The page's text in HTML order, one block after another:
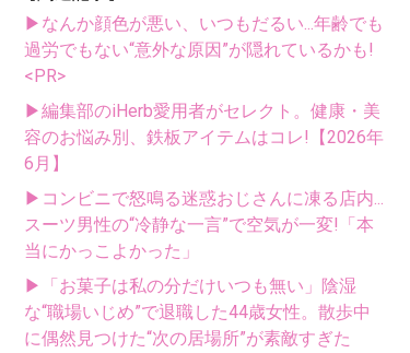
▶なんか顔色が悪い、いつもだるい...年齢でも
過労でもない“意外な原因”が隠れているかも!
<PR>
▶編集部のiHerb愛用者がセレクト。健康・美
容のお悩み別、鉄板アイテムはコレ!【2026年
6月】
▶コンビニで怒鳴る迷惑おじさんに凍る店内...
スーツ男性の“冷静な一言”で空気が一変!「本
当にかっこよかった」
▶「お菓子は私の分だけいつも無い」陰湿
な“職場いじめ”で退職した44歳女性。散歩中
に偶然見つけた“次の居場所”が素敵すぎた